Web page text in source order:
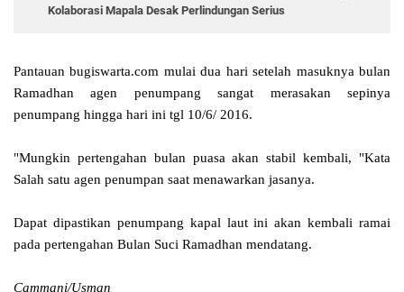
Kolaborasi Mapala Desak Perlindungan Serius
Pantauan bugiswarta.com mulai dua hari setelah masuknya bulan
Ramadhan agen penumpang sangat merasakan sepinya
penumpang hingga hari ini tgl 10/6/ 2016.
"Mungkin pertengahan bulan puasa akan stabil kembali, "Kata
Salah satu agen penumpan saat menawarkan jasanya.
Dapat dipastikan penumpang kapal laut ini akan kembali ramai
pada pertengahan Bulan Suci Ramadhan mendatang.
Cammani/Usman